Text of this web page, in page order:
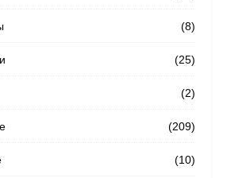
(8)
(25)
(2)
(209)
(10)